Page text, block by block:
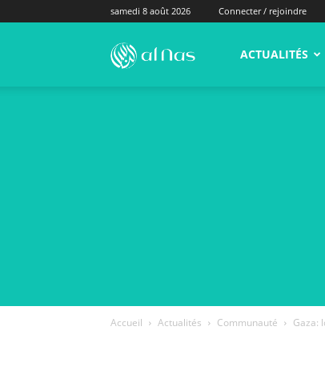
samedi 8 août 2026 Connecter / rejoindre
alNas.fr ACTUALITÉS
Accueil Actualités Communauté Gaza: